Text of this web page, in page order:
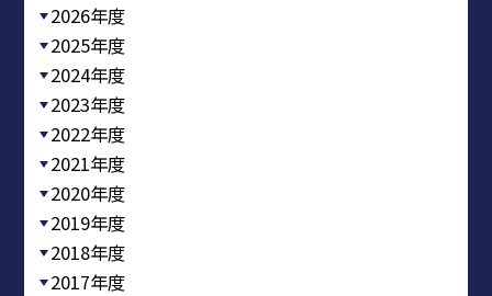
2026年度
2025年度
2024年度
2023年度
2022年度
2021年度
2020年度
2019年度
2018年度
2017年度